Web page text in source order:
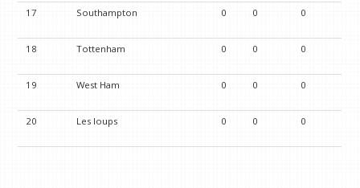
17 Southampton 0 0 0
18 Tottenham 0 0 0
19 West Ham 0 0 0
20 Les loups 0 0 0